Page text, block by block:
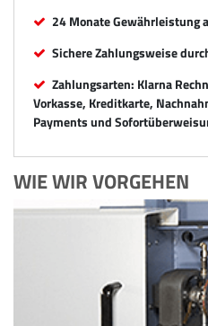
24 Monate Gewährleistung
Sichere Zahlungsweise
Zahlungsarten: Klarna
Vorkasse, Kreditkarte,
Payments und
WIE WIR VORGEHEN